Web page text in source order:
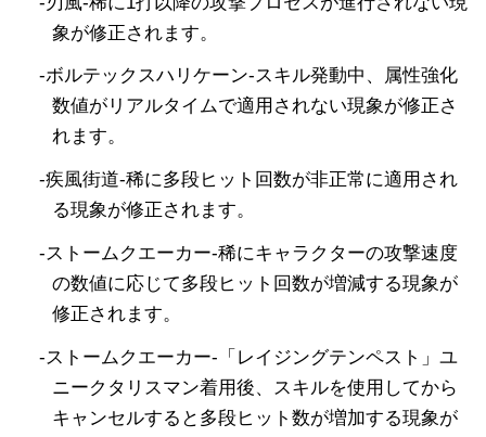
象が修正されます。
-ボルテックスハリケーン-スキル発動中、属性強化
数値がリアルタイムで適用されない現象が修正さ
れます。
-疾風街道-稀に多段ヒット回数が非正常に適用され
る現象が修正されます。
-ストームクエーカー-稀にキャラクターの攻撃速度
の数値に応じて多段ヒット回数が増減する現象が
修正されます。
-ストームクエーカー-「レイジングテンペスト」ユ
ニークタリスマン着用後、スキルを使用してから
キャンセルすると多段ヒット数が増加する現象が